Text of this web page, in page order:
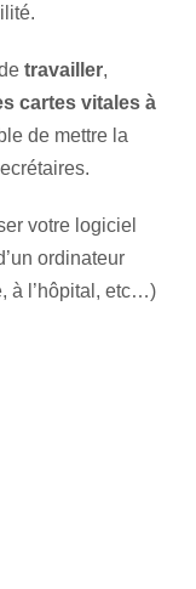
travailler,
cartes vitales à
de mettre la
votre logiciel
ordinateur
à l’hôpital, etc…)